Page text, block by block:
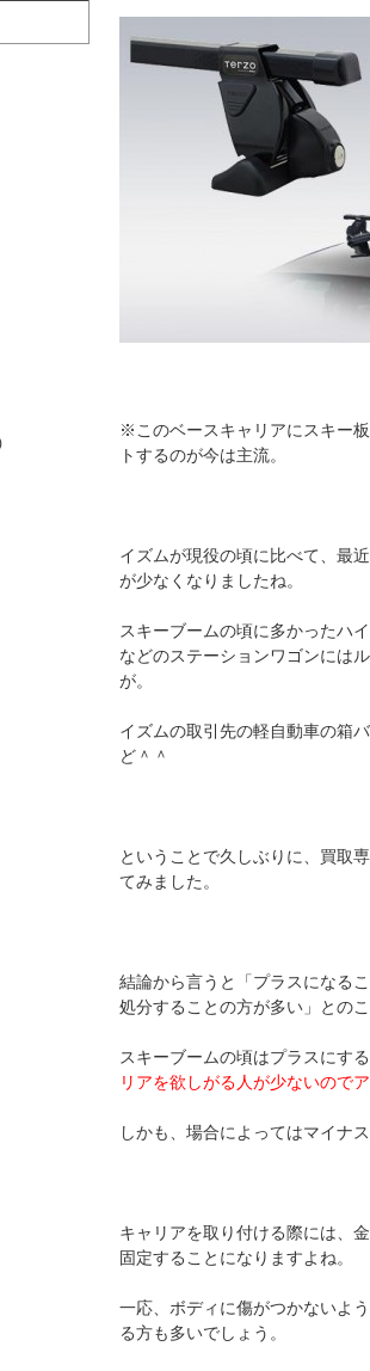
※このベースキャリアにスキー
トするのが今は主流。
イズムが現役の頃に比べて、最
が少なくなりましたね。
スキーブームの頃に多かったハ
などのステーションワゴンには
が。
イズムの取引先の軽自動車の箱
ど＾＾
ということで久しぶりに、買取
てみました。
結論から言うと「プラスになる
処分することの方が多い」とのこ
スキーブームの頃はプラスにす
リアを欲しがる人が少ないので
しかも、場合によってはマイナ
キャリアを取り付ける際には、
固定することになりますよね。
一応、ボディに傷がつかないよ
る方も多いでしょう。